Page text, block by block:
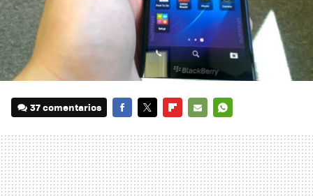
37 comentarios
MAIL